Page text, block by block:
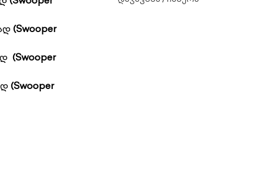
(Swooper
(Swooper
(Swooper